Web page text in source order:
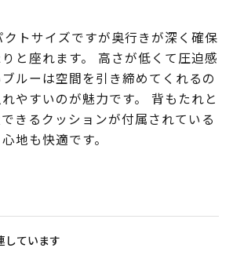
トサイズですが奥行きが深く確保
と座れます。 高さが低くて圧迫感
ルーは空間を引き締めてくれるの
やすいのが魅力です。 背もたれと
きるクッションが付属されている
地も快適です。
しています